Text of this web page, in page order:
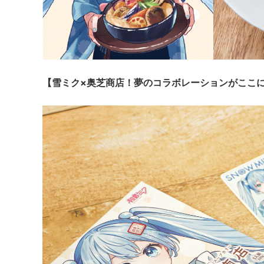
【雪ミク×奥芝商店！夢のコラボレーションがここ